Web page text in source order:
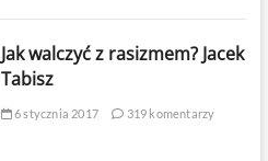
Jak walczyć z rasizmem? Jacek
Tabisz
6 stycznia 2017 319 komentarzy